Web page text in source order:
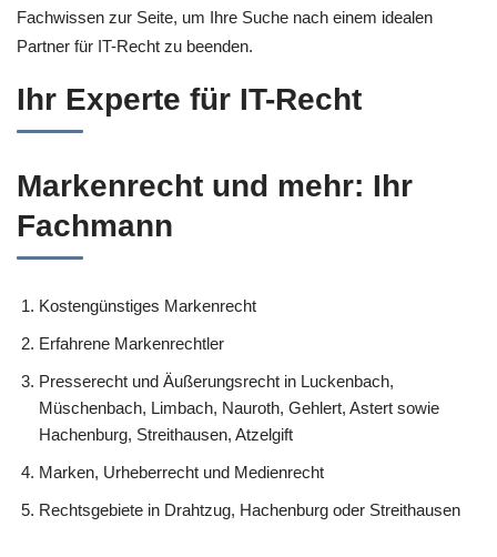
Fachwissen zur Seite, um Ihre Suche nach einem idealen
Partner für IT-Recht zu beenden.
Ihr Experte für IT-Recht
Markenrecht und mehr: Ihr
Fachmann
Kostengünstiges Markenrecht
Erfahrene Markenrechtler
Presserecht und Äußerungsrecht in Luckenbach,
Müschenbach, Limbach, Nauroth, Gehlert, Astert sowie
Hachenburg, Streithausen, Atzelgift
Marken, Urheberrecht und Medienrecht
Rechtsgebiete in Drahtzug, Hachenburg oder Streithausen